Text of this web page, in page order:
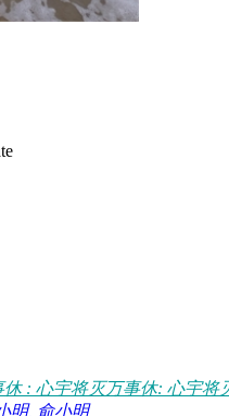
: 心宇将灭万事休: 心宇将
明, 俞小明